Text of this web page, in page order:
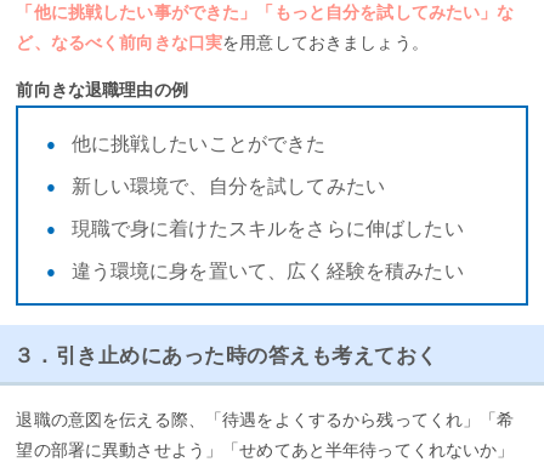
「他に挑戦したい事ができた」「もっと自分を試してみたい」な
ど、なるべく前向きな口実を用意しておきましょう。
前向きな退職理由の例
他に挑戦したいことができた
新しい環境で、自分を試してみたい
現職で身に着けたスキルをさらに伸ばしたい
違う環境に身を置いて、広く経験を積みたい
３．引き止めにあった時の答えも考えておく
退職の意図を伝える際、「待遇をよくするから残ってくれ」「希
望の部署に異動させよう」「せめてあと半年待ってくれないか」